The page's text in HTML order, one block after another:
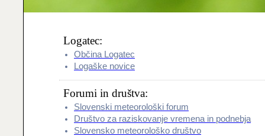
Logatec:
Občina Logatec
Logaške novice
Forumi in društva:
Slovenski meteorološki forum
Društvo za raziskovanje vremena in podnebja
Slovensko meteorološko društvo